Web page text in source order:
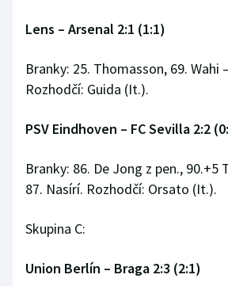
Lens – Arsenal 2:1 (1:1)
Branky: 25. Thomasson, 69. Wahi
Rozhodčí: Guida (It.).
PSV Eindhoven – FC Sevilla 2:2
Branky: 86. De Jong z pen., 90.+5
87. Nasírí. Rozhodčí: Orsato (It.).
Skupina C:
Union Berlín – Braga 2:3 (2:1)